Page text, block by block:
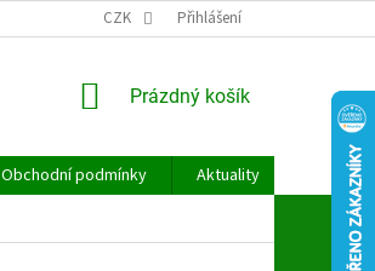
CZK Přihlášení
NÁKUPNÍ
Prázdný košík
Obchodní podmínky Aktuality
Kontakt